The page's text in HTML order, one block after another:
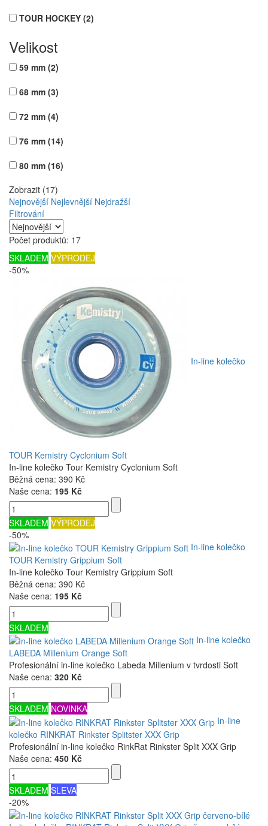
TOUR HOCKEY (2)
Velikost
59 mm (2)
68 mm (3)
72 mm (4)
76 mm (14)
80 mm (16)
Zobrazit (17)
Nejnovější Nejlevnější Nejdražší
Filtrování
Počet produktů: 17
SKLADEM VÝPRODEJ
-50%
In-line kolečko
TOUR Kemistry Cyclonium Soft
In-line kolečko Tour Kemistry Cyclonium Soft
Běžná cena: 390 Kč
Naše cena: 195 Kč
SKLADEM VÝPRODEJ
-50%
In-line kolečko
TOUR Kemistry Grippium Soft
In-line kolečko Tour Kemistry Grippium Soft
Běžná cena: 390 Kč
Naše cena: 195 Kč
SKLADEM
In-line kolečko
LABEDA Millenium Orange Soft
Profesionální in-line kolečko Labeda Millenium v tvrdosti Soft
Naše cena: 320 Kč
SKLADEM NOVINKA
In-line
kolečko RINKRAT Rinkster Splitster XXX Grip
Profesionální in-line kolečko RinkRat Rinkster Split XXX Grip
Naše cena: 450 Kč
SKLADEM SLEVA
-20%